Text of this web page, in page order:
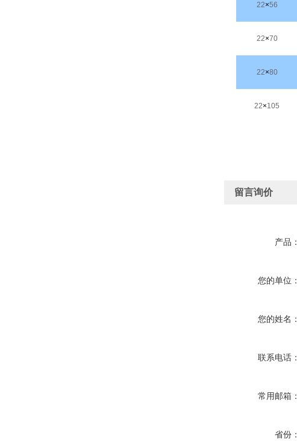
22×56
22×70
22×80
22×105
留言询价
产品：
您的单位：
您的姓名：
联系电话：
常用邮箱：
省份：